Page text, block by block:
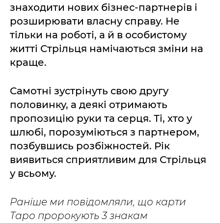
знаходити нових бізнес-партнерів і
розширювати власну справу. Не
тільки на роботі, а й в особистому
житті Стрільця намічаються зміни на
краще.
Самотні зустрінуть свою другу
половинку, а деякі отримають
пропозицію руки та серця. Ті, хто у
шлюбі, порозуміються з партнером,
позбувшись розбіжностей. Рік
виявиться сприятливим для Стрільця
у всьому.
Раніше ми повідомляли, що карти
Таро пророкують 3 знакам